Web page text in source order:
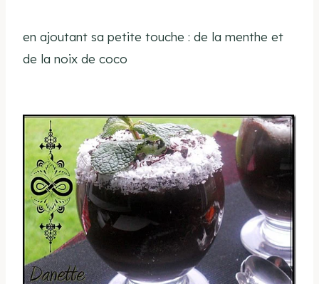
en ajoutant sa petite touche : de la menthe et
de la noix de coco